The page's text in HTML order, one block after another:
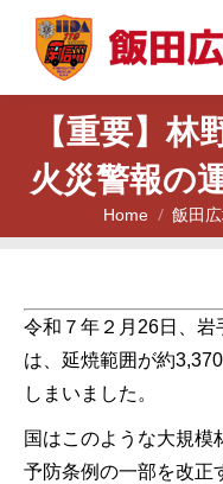
【重要】林
火災警報の
You are here:
Home 飯田
令和７年２月26日、岩
は、延焼範囲が約
しまいました。
国はこのような大規模
予防条例の一部を改正